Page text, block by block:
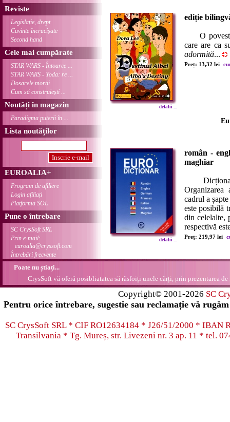
Reviste
Legislație, drept
Cuvinte încrucișate
Second hand
Cele mai cumpărate
STAR WARS - Întoarce ...
STAR WARS - Yoda: re ...
Dosarele morții
Cum să construiești ...
Noutăți în magazin
Paradigma puterii în ...
Lista noutăților
EUROALIA+
Program de afiliere
Login afiliați
Platforma SOL
Pune o întrebare
SC CrysSoft SRL
Prin e-mail:
euroalia@cryssoft.com
Întrebări frecvente
detalii ...
ediție
O poveste
care are ca
adormită...
Preț: 13,32 lei
detalii ...
român -
maghiar
cadrul a
este posibilă
din celelalte,
respectivă
Preț: 219,97 lei
Poate nu știați...
CrysSoft vă oferă posibliatatea să răsfoiți unele cărți, prin prezentarea de
Copyright© 2001-2026 SC
Pentru orice întrebare, sugestie sau reclamație vă
SC CrysSoft SRL * CIF RO12634184 * J26/51/2000 * IBAN
Transilvania * Tg. Mureș, str. Livezeni nr. 3 ap. 11 * tel.